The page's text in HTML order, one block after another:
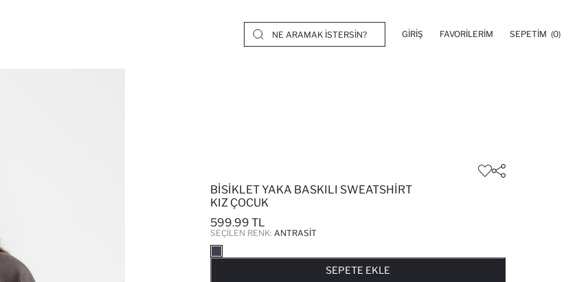
GIRIŞ FAVORILERIM SEPETIM (0)
BISIKLET YAKA BASKILI SWEATSHIRT
KIZ ÇOCUK
599.99 TL
SEÇILEN RENK: ANTRASIT
SEPETE EKLE